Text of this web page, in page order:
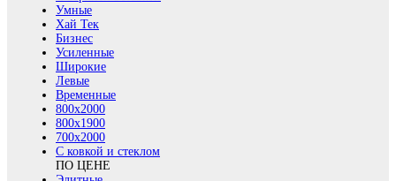
Умные
Хай Тек
Бизнес
Усиленные
Широкие
Левые
Временные
800х2000
800x1900
700x2000
С ковкой и стеклом
ПО ЦЕНЕ